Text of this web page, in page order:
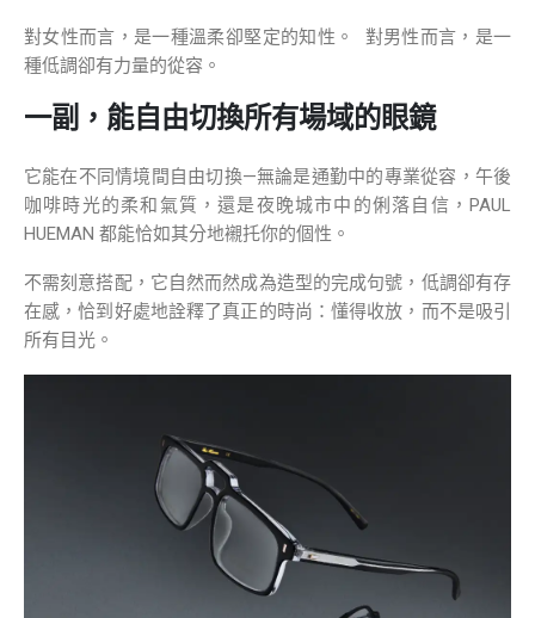
對女性而言，是一種溫柔卻堅定的知性。 對男性而言，是一
種低調卻有力量的從容。
一副，能自由切換所有場域的眼鏡
它能在不同情境間自由切換—無論是通勤中的專業從容，午後
咖啡時光的柔和氣質，還是夜晚城市中的俐落自信，PAUL
HUEMAN 都能恰如其分地襯托你的個性。
不需刻意搭配，它自然而然成為造型的完成句號，低調卻有存
在感，恰到好處地詮釋了真正的時尚：懂得收放，而不是吸引
所有目光。